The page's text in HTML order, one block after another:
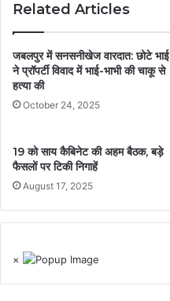
Related Articles
जबलपुर में सनसनीखेज वारदात: छोटे भाई
ने प्रॉपर्टी विवाद में भाई-भाभी की चाकू से
हत्या की
October 24, 2025
19 को साय कैबिनेट की अहम बैठक, बड़े
फैसलों पर टिकी निगाहें
August 17, 2025
×